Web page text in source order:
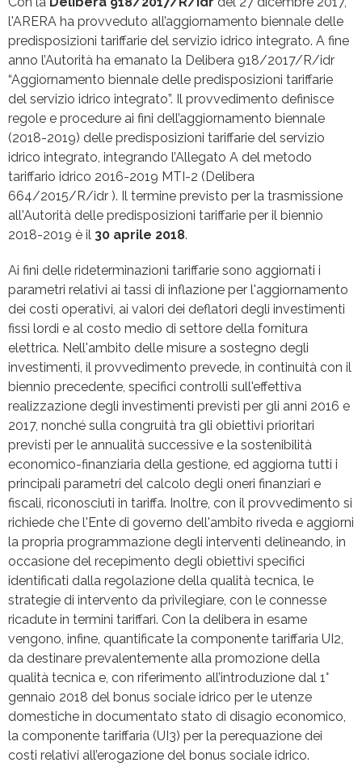
l'ARERA ha provveduto all’aggiornamento biennale delle
predisposizioni tariffarie del servizio idrico integrato. A fine
anno l’Autorità ha emanato la Delibera 918/2017/R/idr
“Aggiornamento biennale delle predisposizioni tariffarie
del servizio idrico integrato”. Il provvedimento definisce
regole e procedure ai fini dell’aggiornamento biennale
(2018-2019) delle predisposizioni tariffarie del servizio
idrico integrato, integrando l’Allegato A del metodo
tariffario idrico 2016-2019 MTI-2 (Delibera
664/2015/R/idr ). Il termine previsto per la trasmissione
all'Autorità delle predisposizioni tariffarie per il biennio
2018-2019 è il 30 aprile 2018.
Ai fini delle rideterminazioni tariffarie sono aggiornati i
parametri relativi ai tassi di inflazione per l'aggiornamento
dei costi operativi, ai valori dei deflatori degli investimenti
fissi lordi e al costo medio di settore della fornitura
elettrica. Nell'ambito delle misure a sostegno degli
investimenti, il provvedimento prevede, in continuità con il
biennio precedente, specifici controlli sull'effettiva
realizzazione degli investimenti previsti per gli anni 2016 e
2017, nonché sulla congruità tra gli obiettivi prioritari
previsti per le annualità successive e la sostenibilità
economico-finanziaria della gestione, ed aggiorna tutti i
principali parametri del calcolo degli oneri finanziari e
fiscali, riconosciuti in tariffa. Inoltre, con il provvedimento si
richiede che l'Ente di governo dell'ambito riveda e aggiorni
la propria programmazione degli interventi delineando, in
occasione del recepimento degli obiettivi specifici
identificati dalla regolazione della qualità tecnica, le
strategie di intervento da privilegiare, con le connesse
ricadute in termini tariffari. Con la delibera in esame
vengono, infine, quantificate la componente tariffaria UI2,
da destinare prevalentemente alla promozione della
qualità tecnica e, con riferimento all’introduzione dal 1°
gennaio 2018 del bonus sociale idrico per le utenze
domestiche in documentato stato di disagio economico,
la componente tariffaria (UI3) per la perequazione dei
costi relativi all’erogazione del bonus sociale idrico.